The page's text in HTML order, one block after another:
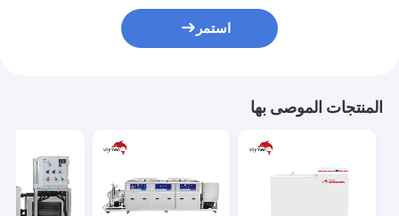
استمر
المنتجات الموصى بها